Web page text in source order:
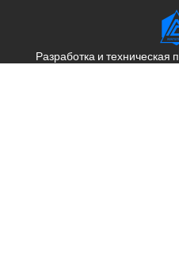
Разработка и техническая